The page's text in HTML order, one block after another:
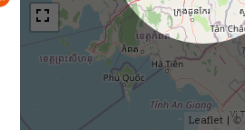
Leaflet| ©